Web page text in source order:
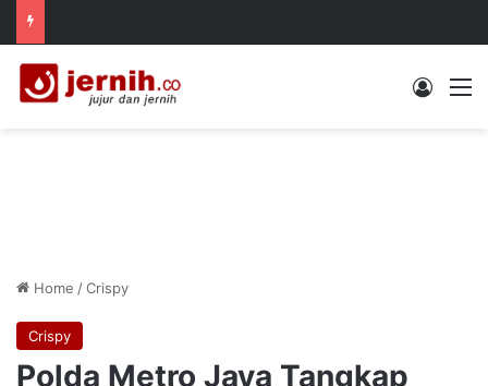
Log In
Home /Crispy
Crispy
Polda Metro Jaya Tangkap